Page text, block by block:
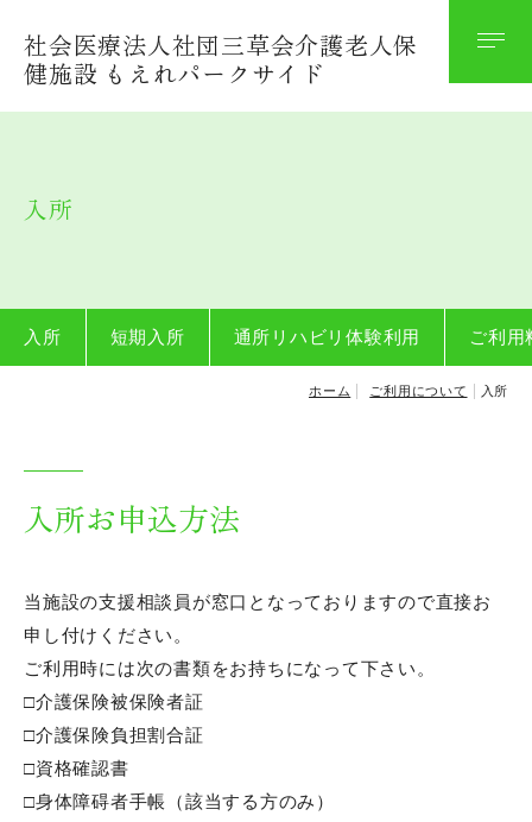
社会医療法人社団三草会介護老人保
健施設 もえれパークサイド
入所
入所 短期入所 通所リハビリ体験利用 ご利用
ホーム ご利用について 入所
法人案内
理念
関連施設案内
法人保育園
施設規程等
施設内ポリシー
協力医療機関
各種サービス時間
面会等について
所定疾患施設療養費算定状況
入所お申込方法
当施設の支援相談員が窓口となっておりますので直接お
申し付けください。
ご利用時には次の書類をお持ちになって下さい。
□介護保険被保険者証
□介護保険負担割合証
□資格確認書
□身体障碍者手帳（該当する方のみ）